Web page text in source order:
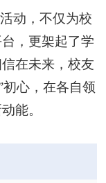
动，不仅为校
，更架起了学
在未来，校友
心，在各自领
能。